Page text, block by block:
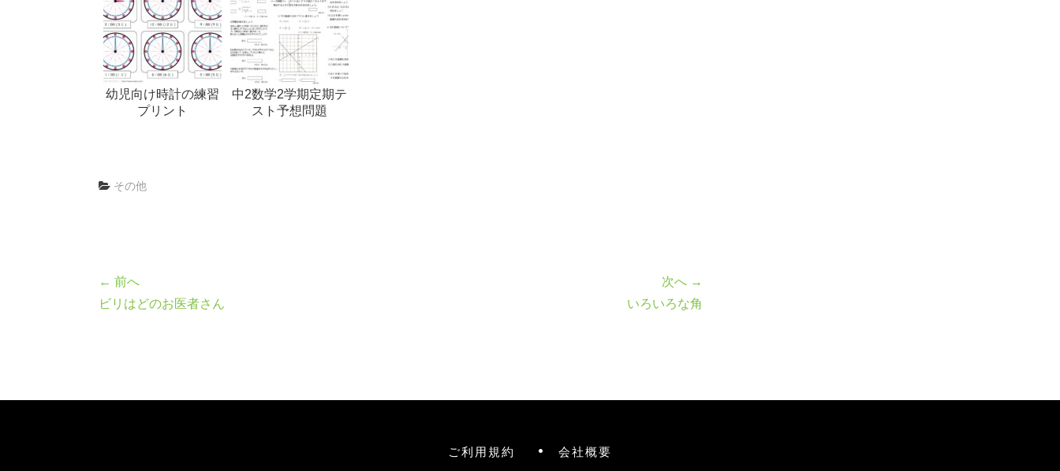
幼児向け時計の練習
プリント
中2数学2学期定期テ
スト予想問題
その他
← 前へ
ビリはどのお医者さん
次へ →
いろいろな角
ご利用規約 会社概要